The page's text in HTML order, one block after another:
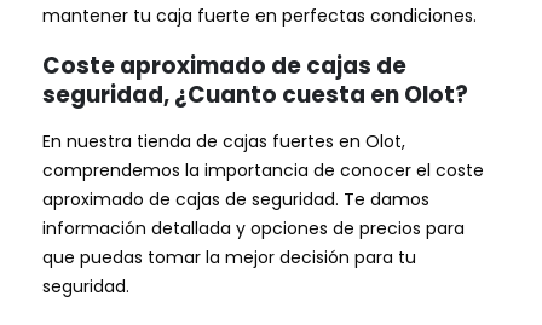
mantener tu caja fuerte en perfectas condiciones.
Coste aproximado de cajas de
seguridad, ¿Cuanto cuesta en Olot?
En nuestra tienda de cajas fuertes en Olot,
comprendemos la importancia de conocer el coste
aproximado de cajas de seguridad. Te damos
información detallada y opciones de precios para
que puedas tomar la mejor decisión para tu
seguridad.